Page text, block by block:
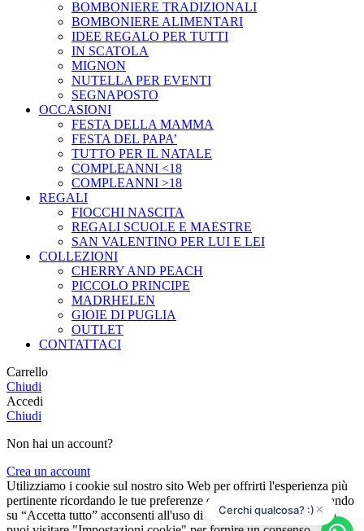
BOMBONIERE TRADIZIONALI
BOMBONIERE ALIMENTARI
IDEE REGALO PER TUTTI
IN SCATOLA
MIGNON
NUTELLA PER EVENTI
SEGNAPOSTO
OCCASIONI
FESTA DELLA MAMMA
FESTA DEL PAPA’
TUTTO PER IL NATALE
COMPLEANNI <18
COMPLEANNI >18
REGALI
FIOCCHI NASCITA
REGALI SCUOLE E MAESTRE
SAN VALENTINO PER LUI E LEI
COLLEZIONI
CHERRY AND PEACH
PICCOLO PRINCIPE
MADRHELEN
GIOIE DI PUGLIA
OUTLET
CONTATTACI
Carrello
Chiudi
Accedi
Chiudi
Non hai un account?
Crea un account
Utilizziamo i cookie sul nostro sito Web per offrirti l'esperienza più
pertinente ricordando le tue preferenze e le visite ripetute. Cliccando
su “Accetta tutto” acconsenti all'uso di TUTTI i cookie. Tuttavia,
×
Cerchi qualcosa? :)